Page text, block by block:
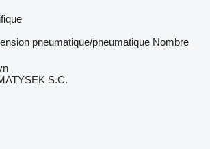
pneumatique/pneumatique Nombre
S.C.